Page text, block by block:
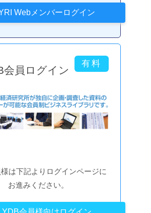
会員ログイン
は下記よりログインページに
お進みください。